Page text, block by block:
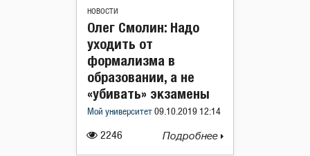
НОВОСТИ
2246
Олег Смолин: Надо
уходить от
формализма в
образовании, а не
«убивать» экзамены
Мой университет 09.10.2019 12:14
Подробнее